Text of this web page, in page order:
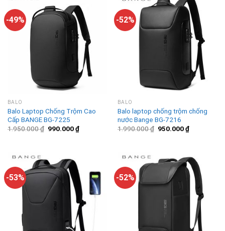
-49%
BALO
Balo Laptop Chống Trộm Cao
Cấp BANGE BG-7225
1.950.000₫ 990.000₫
-52%
BALO
Balo laptop chống trộm chống
nước Bange BG-7216
1.990.000₫ 950.000₫
-53% -52%